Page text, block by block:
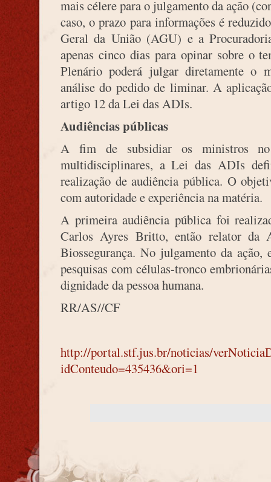
mais célere para o julgamento da ação
caso, o prazo para informações é
Geral da União (AGU) e a
apenas cinco dias para opinar sobre o
Plenário poderá julgar diretamente o
análise do pedido de liminar. A
artigo 12 da Lei das ADIs.
Audiências públicas
A fim de subsidiar os ministros no
multidisciplinares, a Lei das ADIs
realização de audiência pública. O
com autoridade e experiência na matéria.
A primeira audiência pública foi
Carlos Ayres Britto, então relator
Biossegurança. No julgamento da
pesquisas com células-tronco
dignidade da pessoa humana.
RR/AS//CF
http://portal.stf.jus.br/noticias/
idConteudo=435436&ori=1